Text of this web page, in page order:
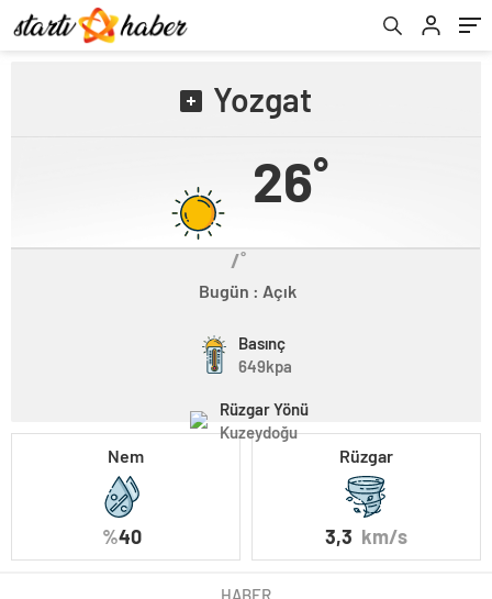
Yozgat
26˚
/˚
Bugün : Açık
Basınç
649kpa
Rüzgar Yönü
Kuzeydoğu
Nem
%40
Rüzgar
3,3 km/s
HABER